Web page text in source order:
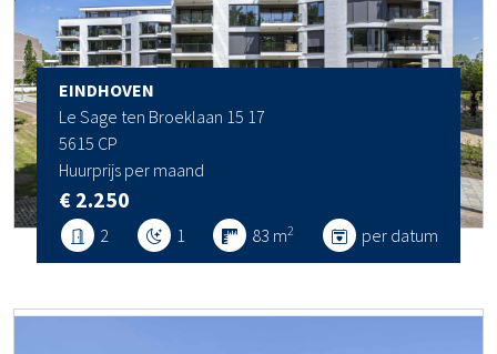
EINDHOVEN
Le Sage ten Broeklaan 15 17
5615 CP
Huurprijs per maand
€ 2.250
2 1 83 m2 per datum